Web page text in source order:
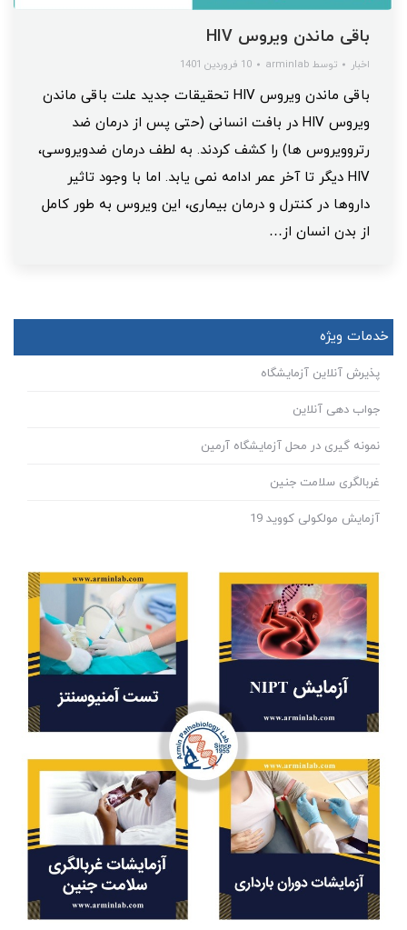
باقی ماندن ویروس HIV
اخبار توسط arminlab 10 فروردین 1401
باقی ماندن ویروس HIV تحقیقات جدید علت باقی ماندن
ویروس HIV در بافت انسانی (حتی پس از درمان ضد
رتروویروس ها) را کشف کردند. به لطف درمان ضدویروسی،
HIV دیگر تا آخر عمر ادامه نمی یابد. اما با وجود تاثیر
داروها در کنترل و درمان بیماری، این ویروس به طور کامل
از بدن انسان از…
خدمات ویژه
پذیرش آنلاین آزمایشگاه
جواب دهی آنلاین
نمونه گیری در محل آزمایشگاه آرمین
غربالگری سلامت جنین
آزمایش مولکولی کووید 19